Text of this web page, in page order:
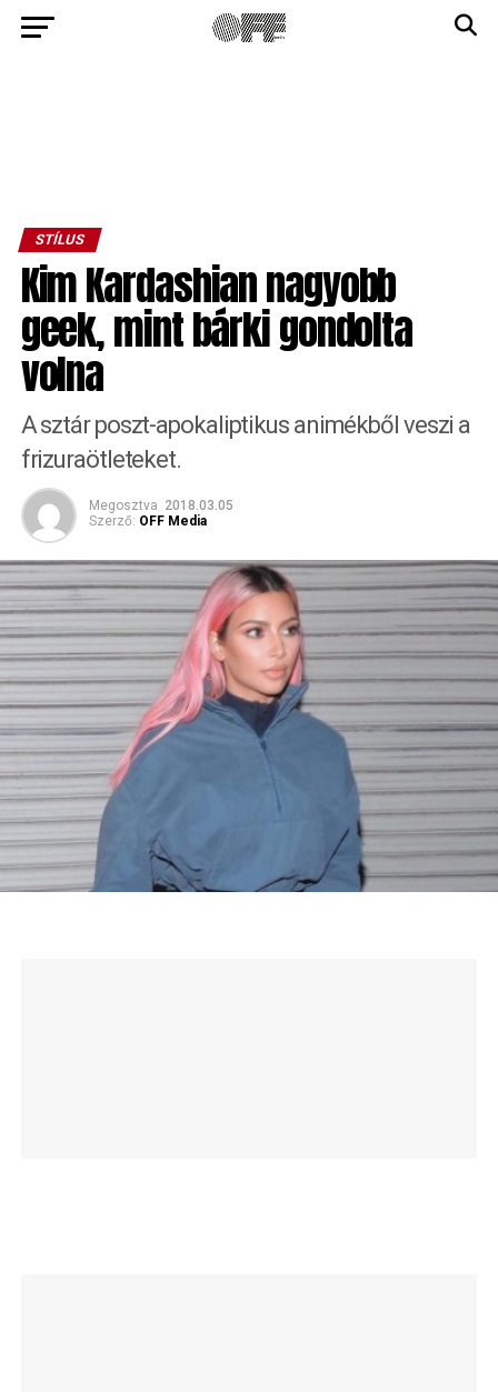
STÍLUS
Kim Kardashian nagyobb
geek, mint bárki gondolta
volna
A sztár poszt-apokaliptikus animékből veszi a
frizuraötleteket.
Megosztva 2018.03.05
Szerző: OFF Media